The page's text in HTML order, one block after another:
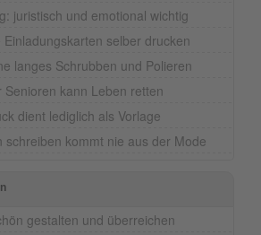
juristisch und emotional wichtig
selber drucken
langes Schrubben und Polieren
Senioren kann Leben retten
dient lediglich als Vorlage
schreiben kommt nie aus der Mode
gestalten und überreichen